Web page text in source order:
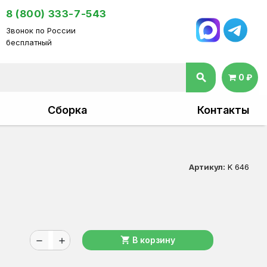
8 (800) 333-7-543
Звонок по России
бесплатный
search 0 ₽
Сборка Контакты
Артикул: K 646
remove add shopping_cart В корзину